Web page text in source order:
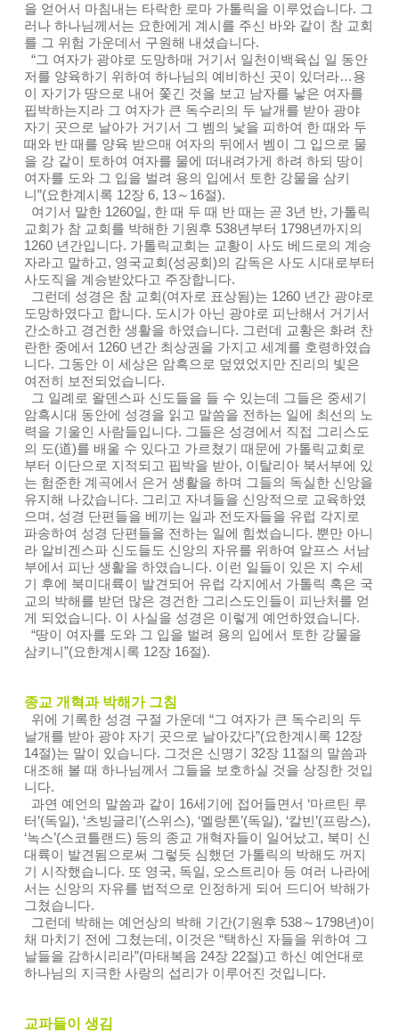
을 얻어서 마침내는 타락한 로마 가톨릭을 이루었습니다. 그
러나 하나님께서는 요한에게 계시를 주신 바와 같이 참 교회
를 그 위험 가운데서 구원해 내셨습니다.
“그 여자가 광야로 도망하매 거기서 일천이백육십 일 동안
저를 양육하기 위하여 하나님의 예비하신 곳이 있더라…용
이 자기가 땅으로 내어 쫓긴 것을 보고 남자를 낳은 여자를
핍박하는지라 그 여자가 큰 독수리의 두 날개를 받아 광야
자기 곳으로 날아가 거기서 그 벰의 낯을 피하여 한 때와 두
때와 반 때를 양육 받으매 여자의 뒤에서 벰이 그 입으로 물
을 강 같이 토하여 여자를 물에 떠내려가게 하려 하되 땅이
여자를 도와 그 입을 벌려 용의 입에서 토한 강물을 삼키
니”(요한계시록 12장 6, 13～16절).
여기서 말한 1260일, 한 때 두 때 반 때는 곧 3년 반, 가톨릭
교회가 참 교회를 박해한 기원후 538년부터 1798년까지의
1260 년간입니다. 가톨릭교회는 교황이 사도 베드로의 계승
자라고 말하고, 영국교회(성공회)의 감독은 사도 시대로부터
사도직을 계승받았다고 주장합니다.
그런데 성경은 참 교회(여자로 표상됨)는 1260 년간 광야로
도망하였다고 합니다. 도시가 아닌 광야로 피난해서 거기서
간소하고 경건한 생활을 하였습니다. 그런데 교황은 화려 찬
란한 중에서 1260 년간 최상권을 가지고 세계를 호령하였습
니다. 그동안 이 세상은 암흑으로 덮였었지만 진리의 빛은
여전히 보전되었습니다.
그 일례로 왈덴스파 신도들을 들 수 있는데 그들은 중세기
암흑시대 동안에 성경을 읽고 말씀을 전하는 일에 최선의 노
력을 기울인 사람들입니다. 그들은 성경에서 직접 그리스도
의 도(道)를 배울 수 있다고 가르쳤기 때문에 가톨릭교회로
부터 이단으로 지적되고 핍박을 받아, 이탈리아 북서부에 있
는 험준한 계곡에서 은거 생활을 하며 그들의 독실한 신앙을
유지해 나갔습니다. 그리고 자녀들을 신앙적으로 교육하였
으며, 성경 단편들을 베끼는 일과 전도자들을 유럽 각지로
파송하여 성경 단편들을 전하는 일에 힘썼습니다. 뿐만 아니
라 알비겐스파 신도들도 신앙의 자유를 위하여 알프스 서남
부에서 피난 생활을 하였습니다. 이런 일들이 있은 지 수세
기 후에 북미대륙이 발견되어 유럽 각지에서 가톨릭 혹은 국
교의 박해를 받던 많은 경건한 그리스도인들이 피난처를 얻
게 되었습니다. 이 사실을 성경은 이렇게 예언하였습니다.
“땅이 여자를 도와 그 입을 벌려 용의 입에서 토한 강물을
삼키니”(요한계시록 12장 16절).
종교 개혁과 박해가 그침
위에 기록한 성경 구절 가운데 “그 여자가 큰 독수리의 두
날개를 받아 광야 자기 곳으로 날아갔다”(요한계시록 12장
14절)는 말이 있습니다. 그것은 신명기 32장 11절의 말씀과
대조해 볼 때 하나님께서 그들을 보호하실 것을 상징한 것입
니다.
과연 예언의 말씀과 같이 16세기에 접어들면서 ‘마르틴 루
터’(독일), ‘츠빙글리’(스위스), ‘멜랑톤’(독일), ‘칼빈’(프랑스),
‘녹스’(스코틀랜드) 등의 종교 개혁자들이 일어났고, 북미 신
대륙이 발견됨으로써 그렇듯 심했던 가톨릭의 박해도 꺼지
기 시작했습니다. 또 영국, 독일, 오스트리아 등 여러 나라에
서는 신앙의 자유를 법적으로 인정하게 되어 드디어 박해가
그쳤습니다.
그런데 박해는 예언상의 박해 기간(기원후 538～1798년)이
채 마치기 전에 그쳤는데, 이것은 “택하신 자들을 위하여 그
날들을 감하시리라”(마태복음 24장 22절)고 하신 예언대로
하나님의 지극한 사랑의 섭리가 이루어진 것입니다.
교파들이 생김